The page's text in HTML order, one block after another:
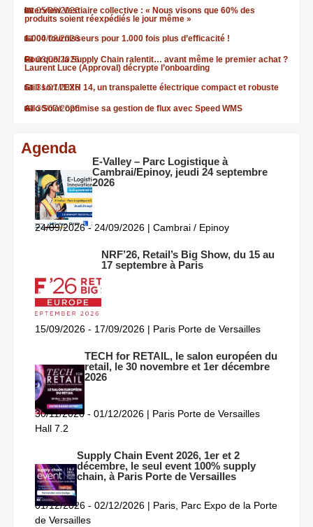
05/08/2026
Interview Vestiaire collective : « Nous visons que 60% des
produits soient réexpédiés le jour même »
04/08/2026
1.000 fournisseurs pour 1.000 fois plus d’efficacité !
03/08/2026
Pourquoi la Supply Chain ralentit… avant même le premier achat ?
Laurent Luce (Approval) décrypte l’onboarding
31/07/2026
Still sort l’EXH 14, un transpalette électrique compact et robuste
30/07/2026
Allo Solar optimise sa gestion de flux avec Speed WMS
Agenda
E-Valley – Parc Logistique à
Cambrai/Epinoy, jeudi 24 septembre
2026
24/09/2026 - 24/09/2026 | Cambrai / Epinoy
NRF’26, Retail’s Big Show, du 15 au
17 septembre à Paris
15/09/2026 - 17/09/2026 | Paris Porte de Versailles
TECH for RETAIL, le salon européen du
retail, le 30 novembre et 1er décembre
2026
30/11/2026 - 01/12/2026 | Paris Porte de Versailles
Hall 7.2
Supply Chain Event 2026, 1er et 2
décembre, le seul event 100% supply
chain, à Paris Porte de Versailles
01/12/2026 - 02/12/2026 | Paris, Parc Expo de la Porte
de Versailles